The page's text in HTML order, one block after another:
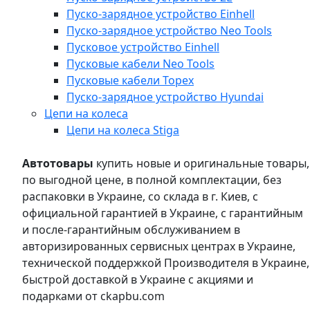
Пуско-зарядное устройство Einhell
Пуско-зарядное устройство Neo Tools
Пусковое устройство Einhell
Пусковые кабели Neo Tools
Пусковые кабели Topex
Пуско-зарядное устройство Hyundai
Цепи на колеса
Цепи на колеса Stiga
Автотовары купить новые и оригинальные товары,
по выгодной цене, в полной комплектации, без
распаковки в Украине, со склада в г. Киев, с
официальной гарантией в Украине, с гарантийным
и после-гарантийным обслуживанием в
авторизированных сервисных центрах в Украине,
технической поддержкой Производителя в Украине,
быстрой доставкой в Украине с акциями и
подарками от ckapbu.com